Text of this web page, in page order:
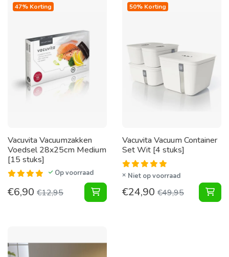
47% Korting
Vacuvita Vacuumzakken
Voedsel 28x25cm Medium
[15 stuks]
Op voorraad
€6,90 €12,95 Vacuumzakken Voedsel 28x25cm
50% Korting
Vacuvita Vacuum Container
Set Wit [4 stuks]
Niet op voorraad
€24,90 €49,95